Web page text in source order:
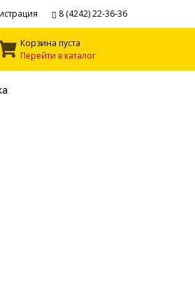
8 (4242) 22-36-36
Корзина пуста
Перейти в каталог